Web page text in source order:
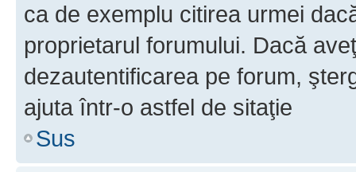
ca de exemplu citirea urmei
proprietarul forumului. Dacă
dezautentificarea pe forum,
ajuta într-o astfel de sitaţie
Sus